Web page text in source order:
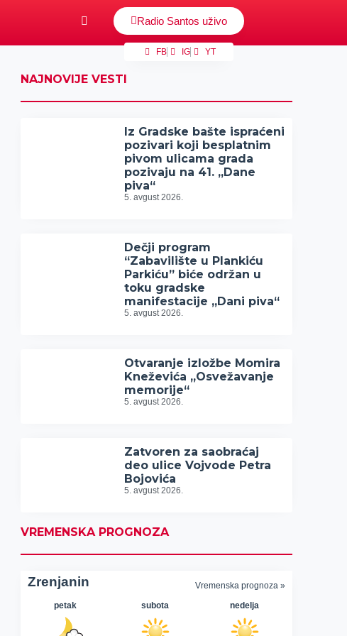
Radio Santos uživo
FB IG YT
NAJNOVIJE VESTI
Iz Gradske bašte ispraćeni
pozivari koji besplatnim
pivom ulicama grada
pozivaju na 41. „Dane
piva“
5. avgust 2026.
Dečji program
“Zabavilište u Plankiću
Parkiću” biće održan u
toku gradske
manifestacije „Dani piva“
5. avgust 2026.
Otvaranje izložbe Momira
Kneževića „Osvežavanje
memorije“
5. avgust 2026.
Zatvoren za saobraćaj
deo ulice Vojvode Petra
Bojovića
5. avgust 2026.
VREMENSKA PROGNOZA